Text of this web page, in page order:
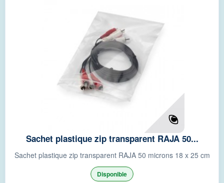
Sachet plastique zip transparent RAJA 50...
Sachet plastique zip transparent RAJA 50 microns 18 x 25 cm
Disponible